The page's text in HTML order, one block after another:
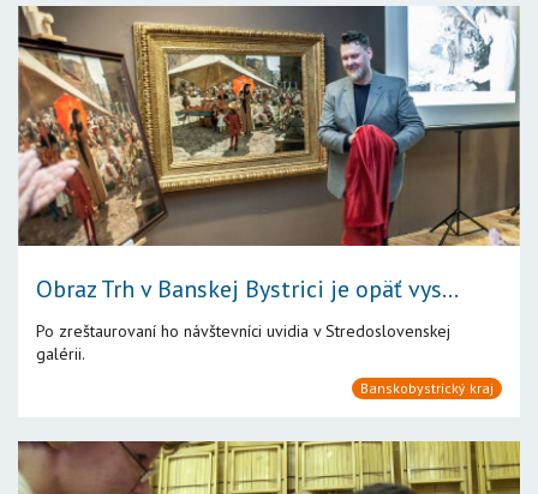
Obraz Trh v Banskej Bystrici je opäť vys...
Po zreštaurovaní ho návštevníci uvidia v Stredoslovenskej
galérii.
Banskobystrický kraj